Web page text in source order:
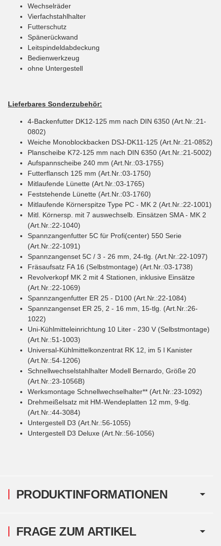
PRODUKTINFORMATIONEN
Wechselräder
Vierfachstahlhalter
Futterschutz
Spänerückwand
Leitspindeldabdeckung
Bedienwerkzeug
ohne Untergestell
Lieferbares Sonderzubehör:
4-Backenfutter DK12-125 mm nach DIN 6350 (Art.Nr.:21-
0802)
Weiche Monoblockbacken DSJ-DK11-125 (Art.Nr.:21-0852)
Planscheibe K72-125 mm nach DIN 6350 (Art.Nr.:21-5002)
Aufspannscheibe 240 mm (Art.Nr.:03-1755)
Futterflansch 125 mm (Art.Nr.:03-1750)
Mitlaufende Lünette (Art.Nr.:03-1765)
Feststehende Lünette (Art.Nr.:03-1760)
Mitlaufende Körnerspitze Type PC - MK 2 (Art.Nr.:22-1001)
Mitl. Körnersp. mit 7 auswechselb. Einsätzen SMA - MK 2
(Art.Nr.:22-1040)
Spannzangenfutter 5C für Profi(center) 550 Serie
(Art.Nr.:22-1091)
Spannzangenset 5C / 3 - 26 mm, 24-tlg. (Art.Nr.:22-1097)
Fräsaufsatz FA 16 (Selbstmontage) (Art.Nr.:03-1738)
Revolverkopf MK 2 mit 4 Stationen, inklusive Einsätze
(Art.Nr.:22-1069)
Spannzangenfutter ER 25 - D100 (Art.Nr.:22-1084)
Spannzangenset ER 25, 2 - 16 mm, 15-tlg. (Art.Nr.:26-
1022)
Uni-Kühlmitteleinrichtung 10 Liter - 230 V (Selbstmontage)
(Art.Nr.:51-1003)
Universal-Kühlmittelkonzentrat RK 12, im 5 l Kanister
(Art.Nr.:54-1206)
Schnellwechselstahlhalter Modell Bernardo, Größe 20
(Art.Nr.:23-1056B)
Werksmontage Schnellwechselhalter** (Art.Nr.:23-1092)
Drehmeißelsatz mit HM-Wendeplatten 12 mm, 9-tlg.
(Art.Nr.:44-3084)
Untergestell D3 (Art.Nr.:56-1055)
Untergestell D3 Deluxe (Art.Nr.:56-1056)
FRAGE ZUM ARTIKEL